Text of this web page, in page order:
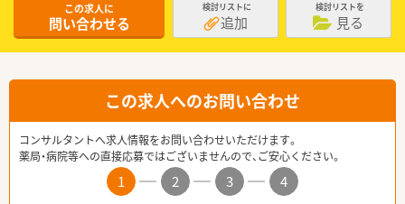
この求人に
問い合わせる
検討リストに
追加
検討リストを
見る
この求人へのお問い合わせ
コンサルタントへ求人情報をお問い合わせいただけます。
薬局・病院等への直接応募ではございませんので、ご安心ください。
1 2 3
4